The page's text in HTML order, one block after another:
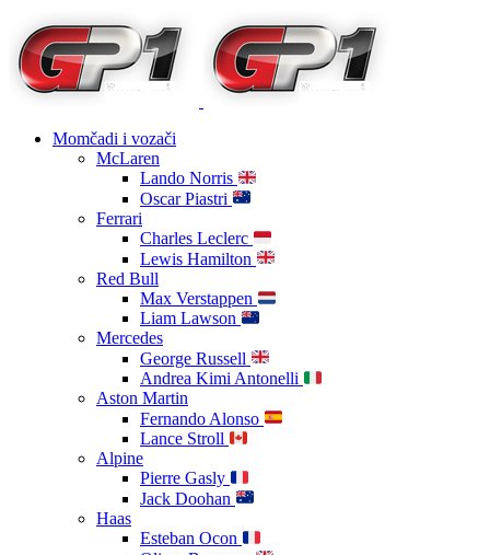
Momčadi i vozači
McLaren
Lando Norris
Oscar Piastri
Ferrari
Charles Leclerc
Lewis Hamilton
Red Bull
Max Verstappen
Liam Lawson
Mercedes
George Russell
Andrea Kimi Antonelli
Aston Martin
Fernando Alonso
Lance Stroll
Alpine
Pierre Gasly
Jack Doohan
Haas
Esteban Ocon